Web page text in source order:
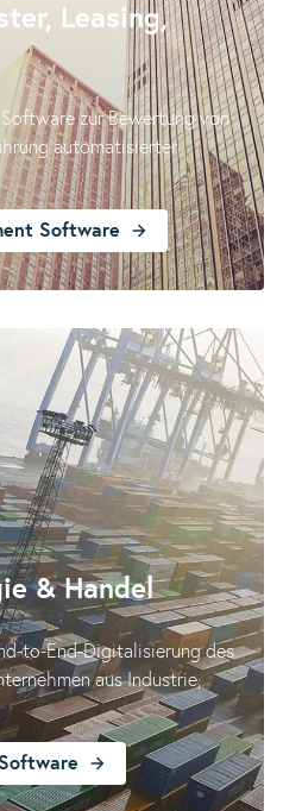
Leasing,
zur Bewertung von
automatisierter
Software
& Handel
to-End-Digitalisierung des
aus Industrie,